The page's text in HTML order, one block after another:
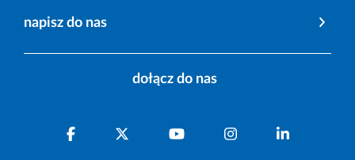
napisz do nas
dołącz do nas